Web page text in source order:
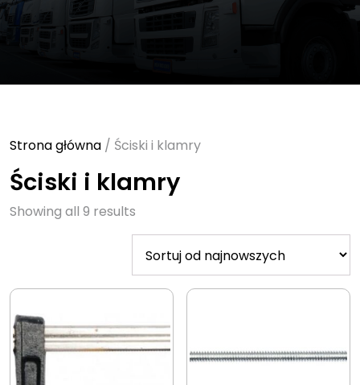
Strona główna / Ściski i klamry
Ściski i klamry
Showing all 9 results
by
latest